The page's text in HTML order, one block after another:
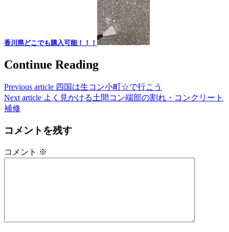
香川県どこでも購入可能！！！
Continue Reading
Previous article 四国は生コン小町☆で行こう
Next article よく見かける土間コン端部の割れ・コンクリート
補修
コメントを残す
コメント ※